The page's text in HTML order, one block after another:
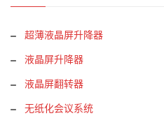
超薄液晶屏升降器
液晶屏升降器
液晶屏翻转器
无纸化会议系统